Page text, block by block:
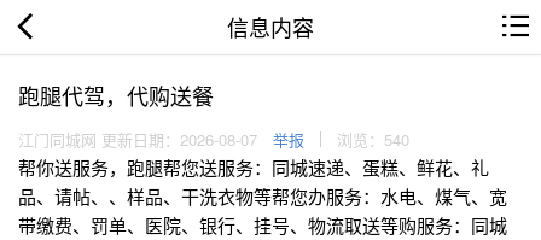
信息内容
跑腿代驾，代购送餐
江门同城网 更新日期：2026-08-07 举报 浏览：540
帮你送服务，跑腿帮您送服务：同城速递、蛋糕、鲜花、礼
品、请帖、、样品、干洗衣物等帮您办服务：水电、煤气、宽
带缴费、罚单、医院、银行、挂号、物流取送等购服务：同城